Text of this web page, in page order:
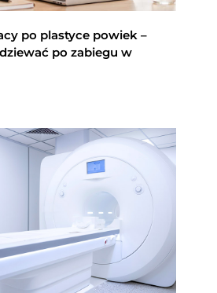
po plastyce powiek –
po zabiegu w